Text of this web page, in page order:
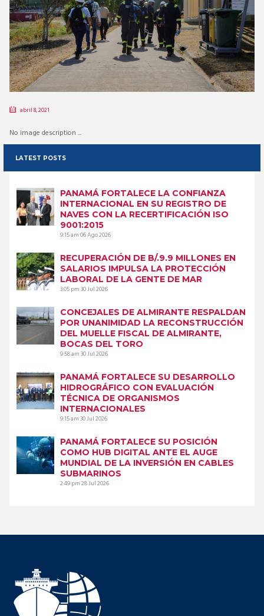
abril 8, 2021
No image description ...
LATEST POSTS
PANAMÁ FORTALECE LA CONFIANZA
INTERNACIONAL EN SU REGISTRO DE
NAVES CON LA RECERTIFICACIÓN ISO
9001:2015
9:15 am06 Ago 2026
RECUPERACIÓN DE B/.9.9 MILLONES EN
SALARIOS IMPULSA LA PROTECCIÓN
LABORAL DE LA GENTE DE MAR
3:05 pm30 Jul 2026
CONCEJALES DE ALMIRANTE RESPALDAN
POR UNANIMIDAD LA RECONSTRUCCIÓN
DEL MUELLE FISCAL DE ALMIRANTE,
BOCAS DEL TORO
9:58 am30 Jul 2026
PANAMÁ FORTALECE SU DESARROLLO
HIDROGRÁFICO CON EVALUACIÓN
TÉCNICA DE ORGANISMOS
INTERNACIONALES
9:15 am30 Jul 2026
PANAMÁ FORTALECE SU POSICIÓN
COMO HUB DIGITAL ANTE EL AUGE
MUNDIAL DE LA INVERSIÓN EN CABLES
SUBMARINOS
2:49 pm28 Jul 2026